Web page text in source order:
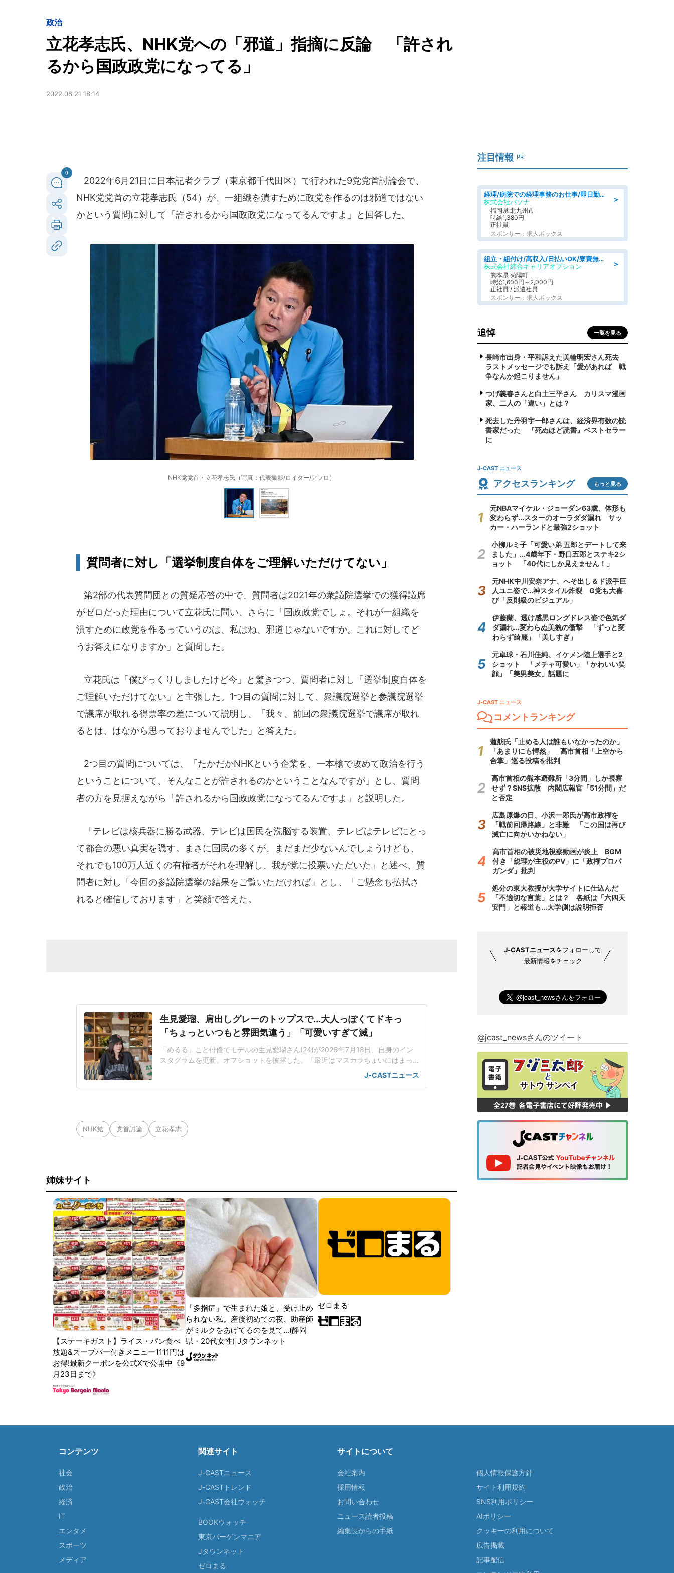
政治
立花孝志氏、NHK党への「邪道」指摘に反論 「許され
るから国政政党になってる」
2022.06.21 18:14
0
2022年6月21日に日本記者クラブ（東京都千代田区）で行われた9党党首討論会で、
NHK党党首の立花孝志氏（54）が、一組織を潰すために政党を作るのは邪道ではない
かという質問に対して「許されるから国政政党になってるんですよ」と回答した。
NHK党党首・立花孝志氏（写真：代表撮影/ロイター/アフロ）
質問者に対し「選挙制度自体をご理解いただけてない」
第2部の代表質問団との質疑応答の中で、質問者は2021年の衆議院選挙での獲得議席
がゼロだった理由について立花氏に問い、さらに「国政政党でしょ。それが一組織を
潰すために政党を作るっていうのは、私はね、邪道じゃないですか。これに対してど
うお答えになりますか」と質問した。
立花氏は「僕びっくりしましたけど今」と驚きつつ、質問者に対し「選挙制度自体を
ご理解いただけてない」と主張した。1つ目の質問に対して、衆議院選挙と参議院選挙
で議席が取れる得票率の差について説明し、「我々、前回の衆議院選挙で議席が取れ
るとは、はなから思っておりませんでした」と答えた。
2つ目の質問については、「たかだかNHKという企業を、一本槍で攻めて政治を行う
ということについて、そんなことが許されるのかということなんですが」とし、質問
者の方を見据えながら「許されるから国政政党になってるんですよ」と説明した。
「テレビは核兵器に勝る武器、テレビは国民を洗脳する装置、テレビはテレビにとっ
て都合の悪い真実を隠す。まさに国民の多くが、まだまだ少ないんでしょうけども、
それでも100万人近くの有権者がそれを理解し、我が党に投票いただいた」と述べ、質
問者に対し「今回の参議院選挙の結果をご覧いただければ」とし、「ご懸念も払拭さ
れると確信しております」と笑顔で答えた。
生見愛瑠、肩出しグレーのトップスで...大人っぽくてドキっ
「ちょっといつもと雰囲気違う」「可愛いすぎて滅」
「めるる」こと俳優でモデルの生見愛瑠さん(24)が2026年7月18日、自身のイン
スタグラムを更新。オフショットを披露した。「最近はマスカラちょいにはまっ
てます」生見さんは、「まつぱしてくるくるなので 最近はマスカラちょいにはま
ってます」といい、メイクアップした姿の写真と動画を投稿した。インスタグラ
J-CASTニュース
NHK党 党首討論 立花孝志
姉妹サイト
【ステーキガスト】ライス・パン食べ
放題&スープバー付きメニュー1111円は
お得!最新クーポンを公式Xで公開中《9
月23日まで》
「多指症」で生まれた娘と、受け止め
られない私。産後初めての夜、助産師
がミルクをあげてるのを見て...(静岡
県・20代女性)|Jタウンネット
ゼロまる
注目情報 PR
＞
経理/病院での経理事務のお仕事/即日勤務可/車通勤可/経理/一般事務
株式会社パソナ
福岡県 北九州市
時給1,380円
正社員
スポンサー：求人ボックス
＞
組立・組付け/高収入/日払いOK/寮費無料/交替制/20・30・40代活躍中
株式会社綜合キャリアオプション
熊本県 菊陽町
時給1,600円～2,000円
正社員 / 派遣社員
スポンサー：求人ボックス
追悼 一覧を見る
長崎市出身・平和訴えた美輪明宏さん死去
ラストメッセージでも訴え「愛があれば 戦
争なんか起こりません」
つげ義春さんと白土三平さん カリスマ漫画
家、二人の「違い」とは？
死去した丹羽宇一郎さんは、経済界有数の読
書家だった 『死ぬほど読書』ベストセラー
に
J-CAST ニュース
アクセスランキング もっと見る
元NBAマイケル・ジョーダン63歳、体形も
変わらず...スターのオーラダダ漏れ サッ
カー・ハーランドと最強2ショット
小柳ルミ子「可愛い弟 五郎とデートして来
ました」...4歳年下・野口五郎とステキ2シ
ョット 「40代にしか見えません！」
元NHK中川安奈アナ、へそ出し＆ド派手巨
人ユニ姿で...神スタイル炸裂 G党も大喜
び「反則級のビジュアル」
伊藤蘭、透け感黒ロングドレス姿で色気ダ
ダ漏れ...変わらぬ美貌の衝撃 「ずっと変
わらず綺麗」「美しすぎ」
元卓球・石川佳純、イケメン陸上選手と2
ショット 「メチャ可愛い」「かわいい笑
顔」「美男美女」話題に
J-CAST ニュース
コメントランキング
蓮舫氏「止める人は誰もいなかったのか」
「あまりにも愕然」 高市首相「上空から
合掌」巡る投稿を批判
高市首相の熊本避難所「3分間」しか視察
せず？SNS拡散 内閣広報官「51分間」だ
と否定
広島原爆の日、小沢一郎氏が高市政権を
「戦前回帰路線」と非難 「この国は再び
滅亡に向かいかねない」
高市首相の被災地視察動画が炎上 BGM
付き「総理が主役のPV」に「政権プロパ
ガンダ」批判
処分の東大教授が大学サイトに仕込んだ
「不適切な言葉」とは？ 各紙は「六四天
安門」と報道も...大学側は説明拒否
J-CASTニュースをフォローして
最新情報をチェック
@jcast_newsさんのツイート
コンテンツ
社会
政治
経済
IT
エンタメ
スポーツ
メディア
関連サイト
J-CASTニュース
J-CASTトレンド
J-CAST会社ウォッチ
BOOKウォッチ
東京バーゲンマニア
Jタウンネット
ゼロまる
サイトについて
会社案内
採用情報
お問い合わせ
ニュース読者投稿
編集長からの手紙
個人情報保護方針
サイト利用規約
SNS利用ポリシー
AIポリシー
クッキーの利用について
広告掲載
記事配信